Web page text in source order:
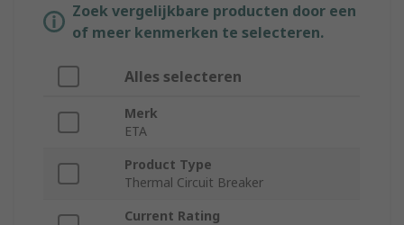
Zoek vergelijkbare producten door een
of meer kenmerken te selecteren.
Alles selecteren
Merk
ETA
Product Type
Thermal Circuit Breaker
Current Rating